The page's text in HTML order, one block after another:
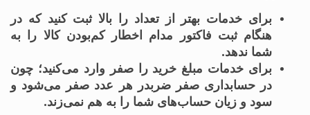
برای خدمات بهتر از تعداد را بالا ثبت کنید که در
هنگام ثبت فاکتور مدام اخطار کم‌بودن کالا را به
شما ندهد.
برای خدمات مبلغ خرید را صفر وارد می‌کنید؛ چون
در حسابداری صفر ضربدر هر عدد صفر می‌شود و
سود و زیان حساب‌های شما را به هم نمی‌زند.